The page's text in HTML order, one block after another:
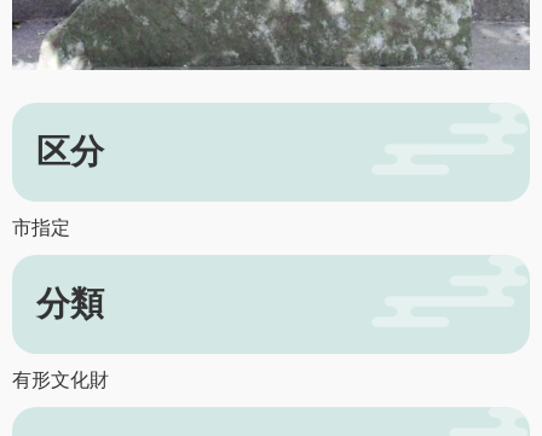
区分
市指定
分類
有形文化財